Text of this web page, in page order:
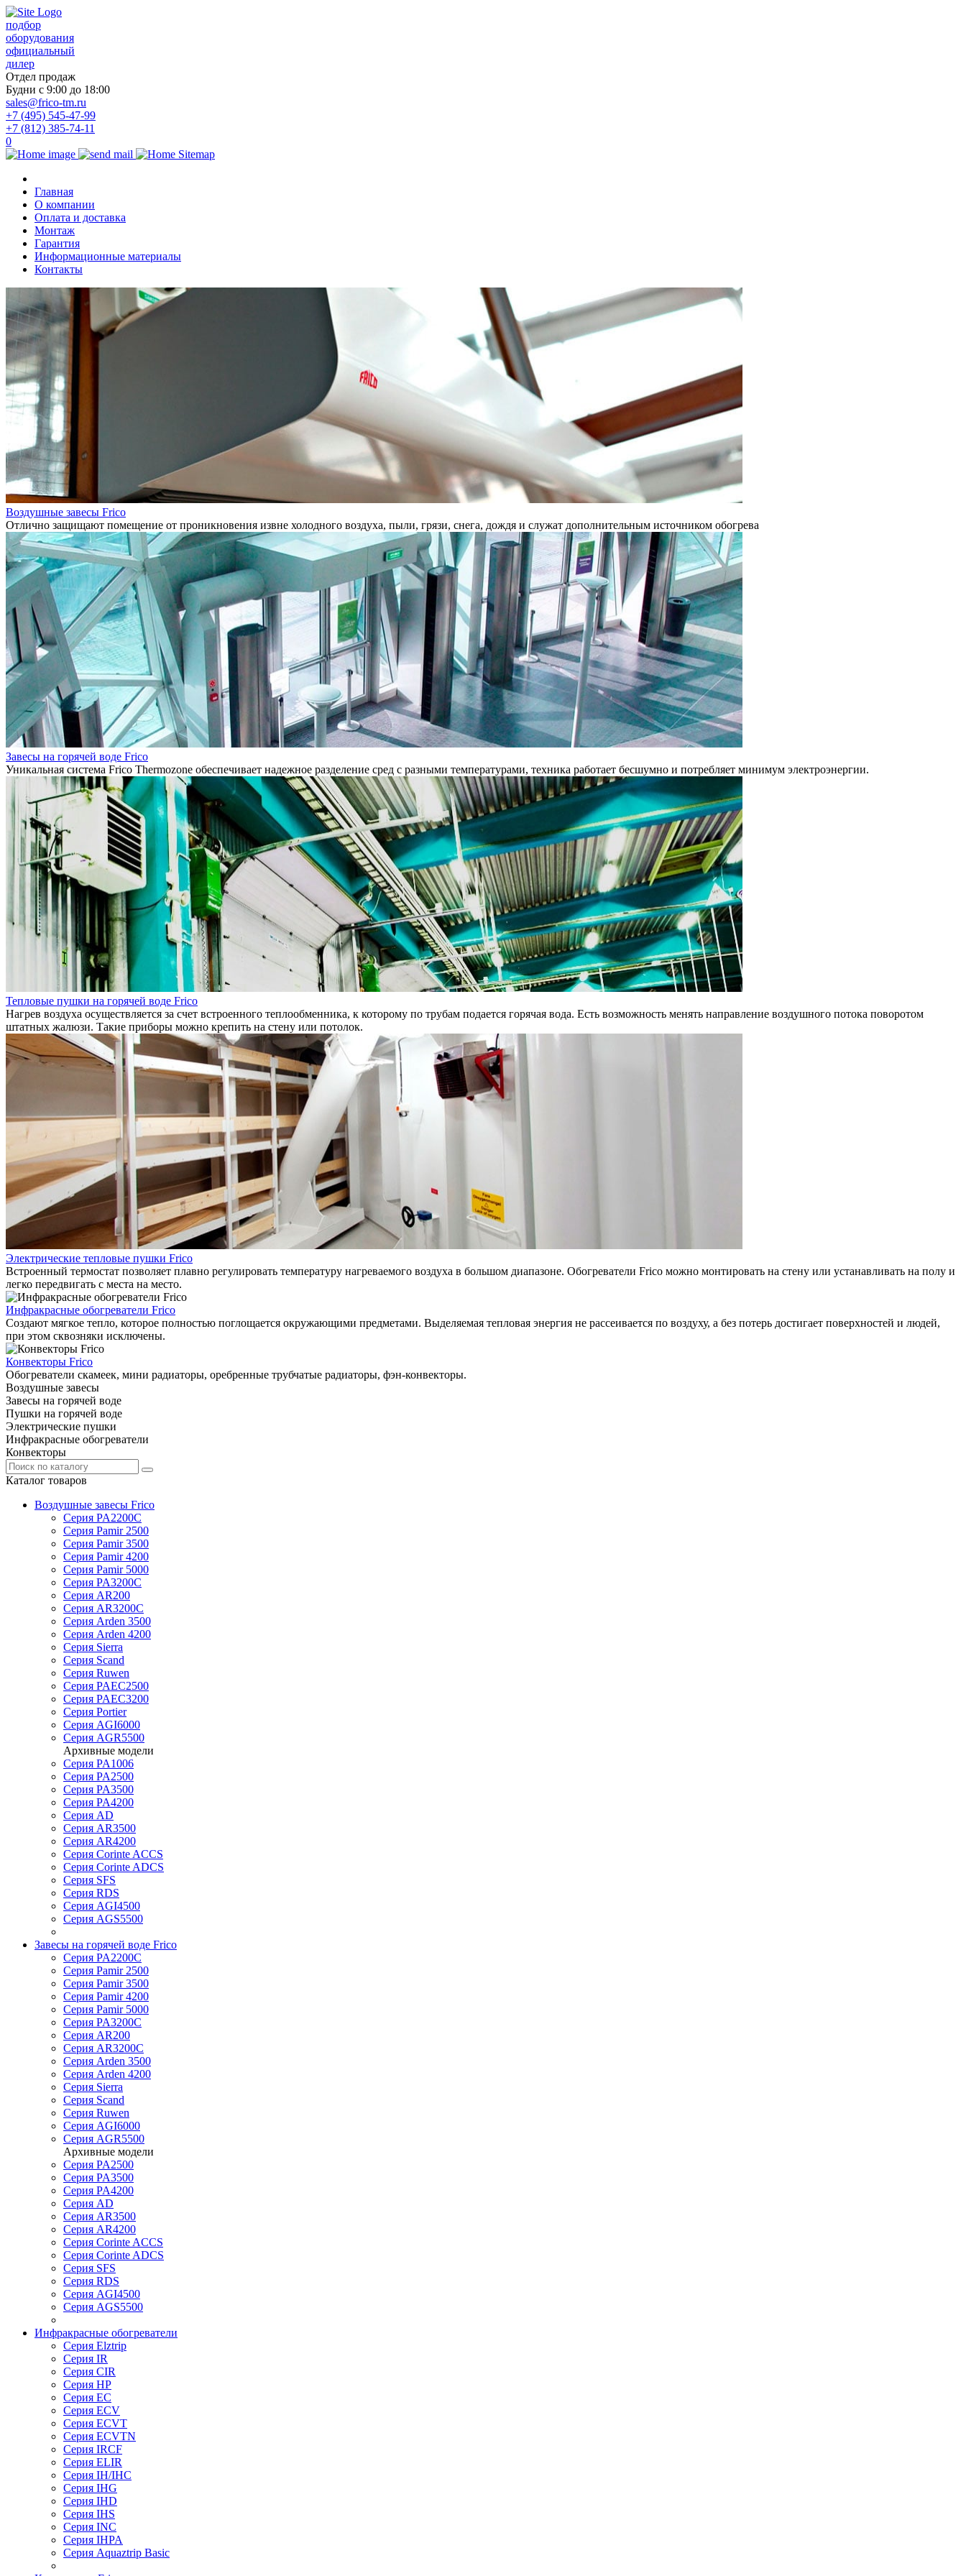
подбор
оборудования
официальный
дилер
Отдел продаж
Будни с 9:00 до 18:00
sales@frico-tm.ru
+7 (495) 545-47-99
+7 (812) 385-74-11
0
Главная
О компании
Оплата и доставка
Монтаж
Гарантия
Информационные материалы
Контакты
Воздушные завесы Frico
Отлично защищают помещение от проникновения извне холодного воздуха, пыли, грязи, снега, дождя и служат дополнительным источником обогрева
Завесы на горячей воде Frico
Уникальная система Frico Thermozone обеспечивает надежное разделение сред с разными температурами, техника работает бесшумно и потребляет минимум электроэнергии.
Тепловые пушки на горячей воде Frico
Нагрев воздуха осуществляется за счет встроенного теплообменника, к которому по трубам подается горячая вода. Есть возможность менять направление воздушного потока поворотом
штатных жалюзи. Такие приборы можно крепить на стену или потолок.
Электрические тепловые пушки Frico
Встроенный термостат позволяет плавно регулировать температуру нагреваемого воздуха в большом диапазоне. Обогреватели Frico можно монтировать на стену или устанавливать на полу и
легко передвигать с места на место.
Инфракрасные обогреватели Frico
Создают мягкое тепло, которое полностью поглощается окружающими предметами. Выделяемая тепловая энергия не рассеивается по воздуху, а без потерь достигает поверхностей и людей,
при этом сквозняки исключены.
Конвекторы Frico
Обогреватели скамеек, мини радиаторы, оребренные трубчатые радиаторы, фэн-конвекторы.
Воздушные завесы
Завесы на горячей воде
Пушки на горячей воде
Электрические пушки
Инфракрасные обогреватели
Конвекторы
Каталог товаров
Воздушные завесы Frico
Серия PA2200C
Серия Pamir 2500
Серия Pamir 3500
Серия Pamir 4200
Серия Pamir 5000
Серия PA3200C
Серия AR200
Серия AR3200C
Серия Arden 3500
Серия Arden 4200
Серия Sierra
Серия Scand
Серия Ruwen
Серия PAEC2500
Серия PAEC3200
Серия Portier
Серия AGI6000
Серия AGR5500
Архивные модели
Серия PA1006
Серия PA2500
Серия PA3500
Серия PA4200
Серия AD
Серия AR3500
Серия AR4200
Серия Corinte ACCS
Серия Corinte ADCS
Серия SFS
Серия RDS
Серия AGI4500
Серия AGS5500
Завесы на горячей воде Frico
Серия PA2200C
Серия Pamir 2500
Серия Pamir 3500
Серия Pamir 4200
Серия Pamir 5000
Серия PA3200C
Серия AR200
Серия AR3200C
Серия Arden 3500
Серия Arden 4200
Серия Sierra
Серия Scand
Серия Ruwen
Серия AGI6000
Серия AGR5500
Архивные модели
Серия PA2500
Серия PA3500
Серия PA4200
Серия AD
Серия AR3500
Серия AR4200
Серия Corinte ACCS
Серия Corinte ADCS
Серия SFS
Серия RDS
Серия AGI4500
Серия AGS5500
Инфракрасные обогреватели
Серия Elztrip
Серия IR
Серия CIR
Серия HP
Серия EC
Серия ECV
Серия ECVT
Серия ECVTN
Серия IRCF
Серия ELIR
Серия IH/IHC
Серия IHG
Серия IHD
Серия IHS
Серия INC
Серия IHPA
Серия Aquaztrip Basic